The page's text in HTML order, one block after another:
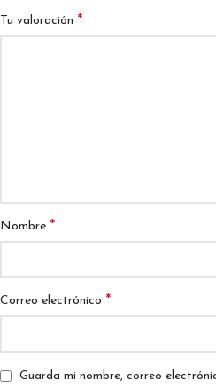
Tu valoración *
Nombre *
Correo electrónico *
Guarda mi nombre, correo